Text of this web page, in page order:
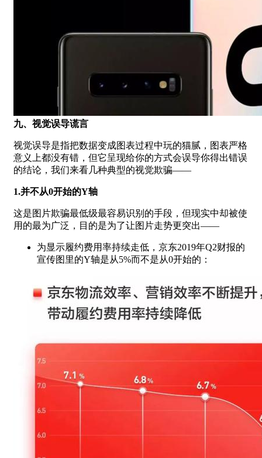
九、视觉误导谎言
视觉误导是指把数据变成图表过程中玩的猫腻，图表严格
意义上都没有错，但它呈现给你的方式会误导你得出错误
的结论，我们来看几种典型的视觉欺骗——
1.并不从0开始的Y轴
这是图片欺骗最低级最容易识别的手段，但现实中却被使
用的最为广泛，目的是为了让图片走势更突出——
为显示履约费用率持续走低，京东2019年Q2财报的
宣传图里的Y轴是从5%而不是从0开始的：